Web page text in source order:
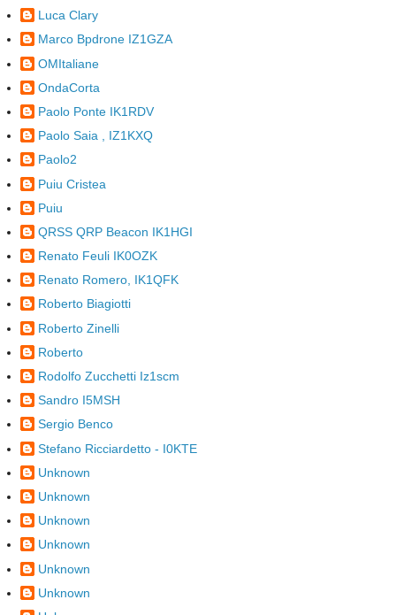
Luca Clary
Marco Bpdrone IZ1GZA
OMItaliane
OndaCorta
Paolo Ponte IK1RDV
Paolo Saia , IZ1KXQ
Paolo2
Puiu Cristea
Puiu
QRSS QRP Beacon IK1HGI
Renato Feuli IK0OZK
Renato Romero, IK1QFK
Roberto Biagiotti
Roberto Zinelli
Roberto
Rodolfo Zucchetti Iz1scm
Sandro I5MSH
Sergio Benco
Stefano Ricciardetto - I0KTE
Unknown
Unknown
Unknown
Unknown
Unknown
Unknown